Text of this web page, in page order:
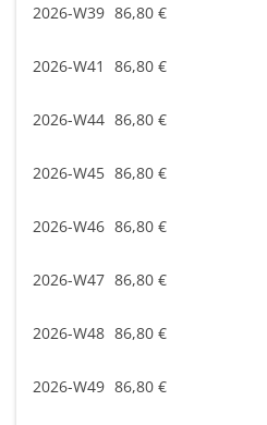
2026-W39 86,80 €
2026-W41 86,80 €
2026-W44 86,80 €
2026-W45 86,80 €
2026-W46 86,80 €
2026-W47 86,80 €
2026-W48 86,80 €
2026-W49 86,80 €